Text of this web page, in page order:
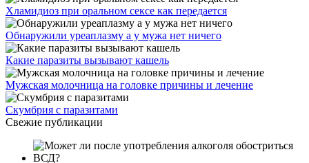
Хламидиоз при оральном сексе как передается
Обнаружили уреаплазму а у мужа нет ничего
Какие паразиты вызывают кашель
Мужская молочница на головке причины и лечение
Скумбрия с паразитами
Свежие публикации